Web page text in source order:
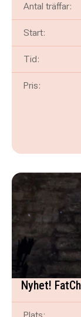
Antal träffar:
Start:
Tid:
Pris:
Nyhet!